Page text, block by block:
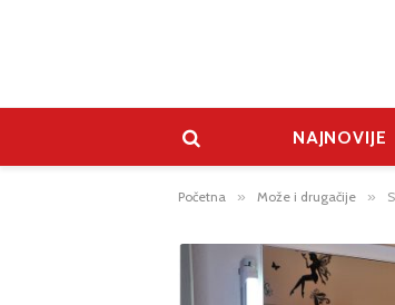
NAJNOVIJE
Početna » Može i drugačije »